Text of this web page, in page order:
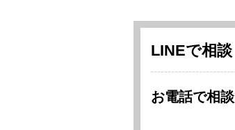
LINEで相談
お電話で相談